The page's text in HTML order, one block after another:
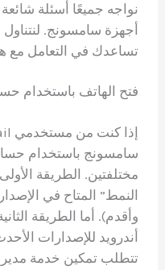
نواجه جميعًا أسئلة
أجهزة سامسونج.
تساعدك في التعامل مع
فتح الهاتف باستخدام
سامسونج باستخدام
مختلفتين. الطريقة
وأقدم). أما الطريقة
أندرويد للإصدارات
تتطلب تمكين خدمة